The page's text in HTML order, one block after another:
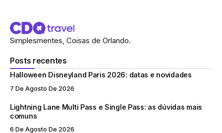
Simplesmentes, Coisas de Orlando.
Posts recentes
Halloween Disneyland Paris 2026: datas e novidades
7 De Agosto De 2026
Lightning Lane Multi Pass e Single Pass: as dúvidas mais
comuns
6 De Agosto De 2026